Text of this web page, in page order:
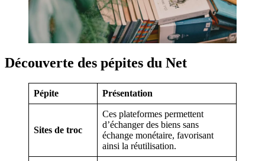
Découverte des pépites du Net
Pépite Présentation
Sites de troc
Ces plateformes permettent
d’échanger des biens sans
échange monétaire, favorisant
ainsi la réutilisation.